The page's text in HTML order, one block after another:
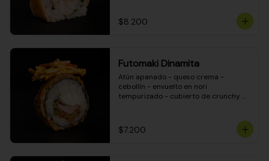
$8.200
Futomaki Dinamita
Atún apanado - queso crema -
cebollín - envuelto en nori
tempurizado - cubierto de crunchy
$7.200